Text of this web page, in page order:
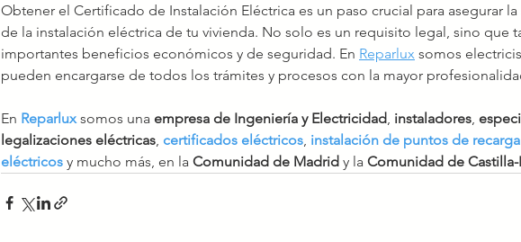
Obtener el Certificado de Instalación Eléctrica es un paso crucial para asegurar
de la instalación eléctrica de tu vivienda. No solo es un requisito legal, sino que
importantes beneficios económicos y de seguridad. En Reparlux somos
pueden encargarse de todos los trámites y procesos con la mayor
En Reparlux somos una empresa de Ingeniería y Electricidad instaladores
legalizaciones eléctricas certificados eléctricos instalación de puntos de
eléctricos y mucho más, en la Comunidad de Madrid y la Comunidad de Castilla-